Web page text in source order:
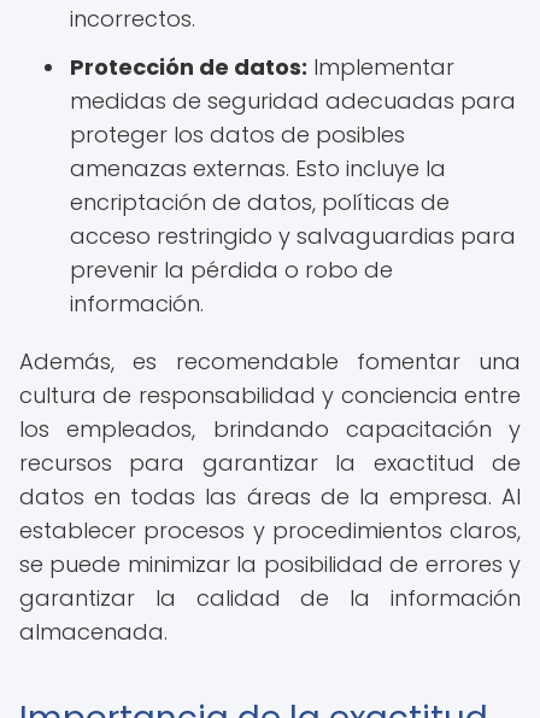
incorrectos.
Protección de datos: Implementar
medidas de seguridad adecuadas para
proteger los datos de posibles
amenazas externas. Esto incluye la
encriptación de datos, políticas de
acceso restringido y salvaguardias para
prevenir la pérdida o robo de
información.
Además, es recomendable fomentar una
cultura de responsabilidad y conciencia entre
los empleados, brindando capacitación y
recursos para garantizar la exactitud de
datos en todas las áreas de la empresa. Al
establecer procesos y procedimientos claros,
se puede minimizar la posibilidad de errores y
garantizar la calidad de la información
almacenada.